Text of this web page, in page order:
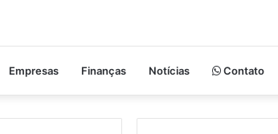
Empresas Finanças Notícias Contato